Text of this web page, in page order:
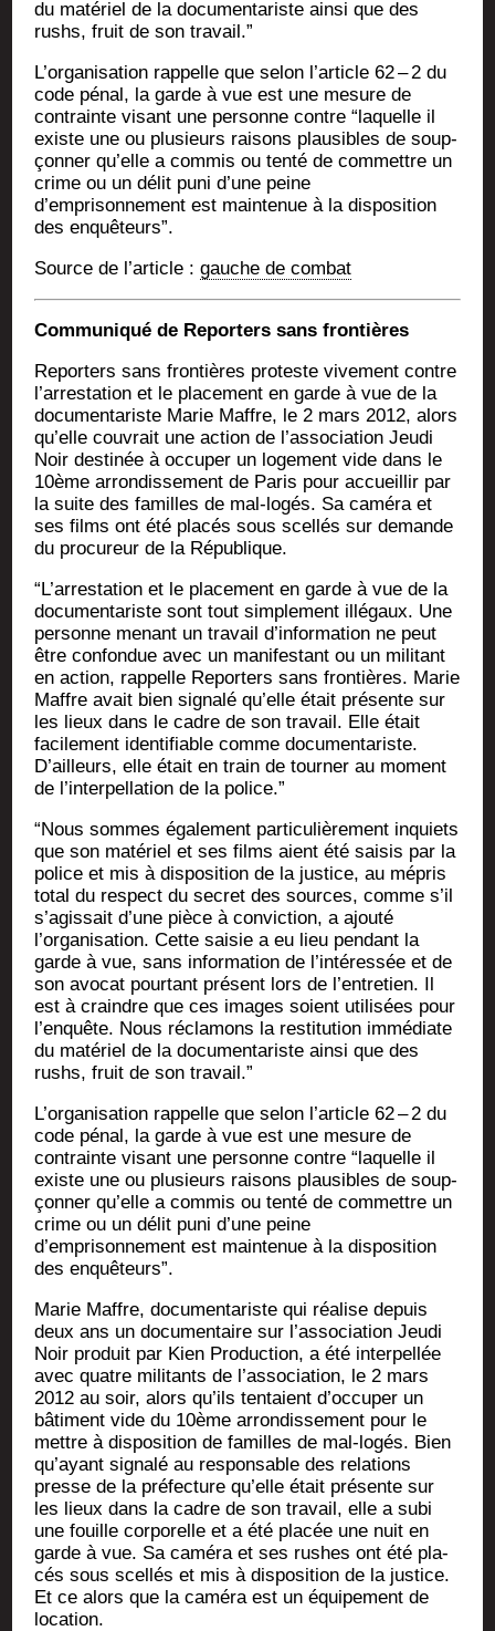
du maté­riel de la docu­men­ta­riste ain­si que des
rushs, fruit de son travail.”
L’organisation rap­pelle que selon l’article 62 – 2 du
code pénal, la garde à vue est une mesure de
contrainte visant une per­sonne contre “laquelle il
existe une ou plu­sieurs rai­sons plau­sibles de soup­
çon­ner qu’elle a com­mis ou ten­té de com­mettre un
crime ou un délit puni d’une peine
d’emprisonnement est main­te­nue à la dis­po­si­tion
des enquêteurs”.
Source de l’ar­ticle :gauche de combat
Com­mu­ni­qué de Repor­ters sans frontières
Repor­ters sans fron­tières pro­teste vive­ment contre
l’arrestation et le pla­ce­ment en garde à vue de la
docu­men­ta­riste Marie Maffre, le 2 mars 2012, alors
qu’elle cou­vrait une action de l’association Jeu­di
Noir des­ti­née à occu­per un loge­ment vide dans le
10ème arron­dis­se­ment de Paris pour accueillir par
la suite des familles de mal-logés. Sa camé­ra et
ses films ont été pla­cés sous scel­lés sur demande
du pro­cu­reur de la République.
“L’arrestation et le pla­ce­ment en garde à vue de la
docu­men­ta­riste sont tout sim­ple­ment illé­gaux. Une
per­sonne menant un tra­vail d’information ne peut
être confon­due avec un mani­fes­tant ou un mili­tant
en action, rap­pelle Repor­ters sans fron­tières. Marie
Maffre avait bien signa­lé qu’elle était pré­sente sur
les lieux dans le cadre de son tra­vail. Elle était
faci­le­ment iden­ti­fiable comme docu­men­ta­riste.
D’ailleurs, elle était en train de tour­ner au moment
de l’interpellation de la police.”
“Nous sommes éga­le­ment par­ti­cu­liè­re­ment inquiets
que son maté­riel et ses films aient été sai­sis par la
police et mis à dis­po­si­tion de la jus­tice, au mépris
total du res­pect du secret des sources, comme s’il
s’agissait d’une pièce à convic­tion, a ajou­té
l’organisation. Cette sai­sie a eu lieu pen­dant la
garde à vue, sans infor­ma­tion de l’intéressée et de
son avo­cat pour­tant pré­sent lors de l’entretien. Il
est à craindre que ces images soient uti­li­sées pour
l’enquête. Nous récla­mons la res­ti­tu­tion immé­diate
du maté­riel de la docu­men­ta­riste ain­si que des
rushs, fruit de son travail.”
L’organisation rap­pelle que selon l’article 62 – 2 du
code pénal, la garde à vue est une mesure de
contrainte visant une per­sonne contre “laquelle il
existe une ou plu­sieurs rai­sons plau­sibles de soup­
çon­ner qu’elle a com­mis ou ten­té de com­mettre un
crime ou un délit puni d’une peine
d’emprisonnement est main­te­nue à la dis­po­si­tion
des enquêteurs”.
Marie Maffre, docu­men­ta­riste qui réa­lise depuis
deux ans un docu­men­taire sur l’association Jeu­di
Noir pro­duit par Kien Pro­duc­tion, a été inter­pel­lée
avec quatre mili­tants de l’association, le 2 mars
2012 au soir, alors qu’ils ten­taient d’occuper un
bâti­ment vide du 10ème arron­dis­se­ment pour le
mettre à dis­po­si­tion de familles de mal-logés. Bien
qu’ayant signa­lé au res­pon­sable des rela­tions
presse de la pré­fec­ture qu’elle était pré­sente sur
les lieux dans la cadre de son tra­vail, elle a subi
une fouille cor­po­relle et a été pla­cée une nuit en
garde à vue. Sa camé­ra et ses rushes ont été pla­
cés sous scel­lés et mis à dis­po­si­tion de la jus­tice.
Et ce alors que la camé­ra est un équi­pe­ment de
location.